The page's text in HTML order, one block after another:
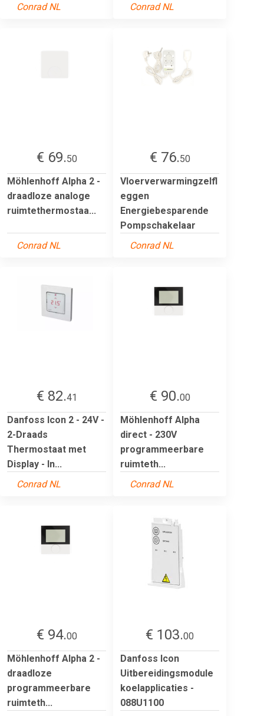
Conrad NL Conrad NL
€ 69.50
Möhlenhoff Alpha 2 -
draadloze analoge
ruimtethermostaa...
Conrad NL
€ 76.50
Vloerverwarmingzelfl
eggen
Energiebesparende
Pompschakelaar
Conrad NL
€ 82.41
Danfoss Icon 2 - 24V -
2-Draads
Thermostaat met
Display - In...
Conrad NL
€ 90.00
Möhlenhoff Alpha
direct - 230V
programmeerbare
ruimteth...
Conrad NL
€ 94.00
Möhlenhoff Alpha 2 -
draadloze
programmeerbare
ruimteth...
€ 103.00
Danfoss Icon
Uitbereidingsmodule
koelapplicaties -
088U1100